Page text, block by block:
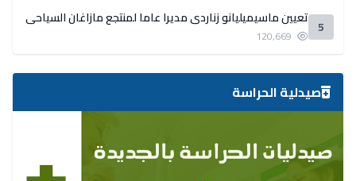
5 تعيين ماسيميليانو زناردي مديرا عاما لمنتجع مازاغان السياحي
صيدلية الحراسة